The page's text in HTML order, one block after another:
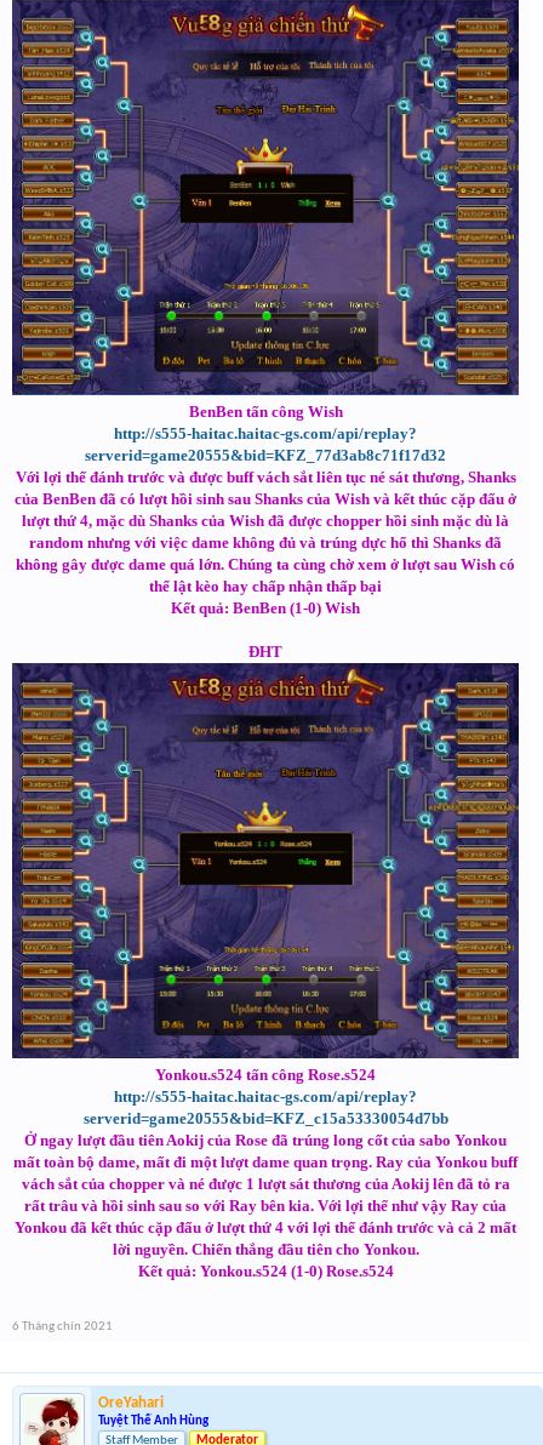
BenBen tấn công Wish
http://s555-haitac.haitac-gs.com/api/replay?
serverid=game20555&bid=KFZ_77d3ab8c71f17d32
Với lợi thế đánh trước và được buff vách sắt liên tục né sát thương, Shanks
của BenBen đã có lượt hồi sinh sau Shanks của Wish và kết thúc cặp đấu ở
lượt thứ 4, mặc dù Shanks của Wish đã được chopper hồi sinh mặc dù là
random nhưng với việc dame không đủ và trúng dực hổ thì Shanks đã
không gây được dame quá lớn. Chúng ta cùng chờ xem ở lượt sau Wish có
thể lật kèo hay chấp nhận thấp bại
Kết quả: BenBen (1-0) Wish
ĐHT
Yonkou.s524 tấn công Rose.s524
http://s555-haitac.haitac-gs.com/api/replay?
serverid=game20555&bid=KFZ_c15a53330054d7bb
Ở ngay lượt đầu tiên Aokij của Rose đã trúng long cốt của sabo Yonkou
mất toàn bộ dame, mất đi một lượt dame quan trọng. Ray của Yonkou buff
vách sắt của chopper và né được 1 lượt sát thương của Aokij lên đã tỏ ra
rất trâu và hồi sinh sau so với Ray bên kia. Với lợi thế như vậy Ray của
Yonkou đã kết thúc cặp đấu ở lượt thứ 4 với lợi thế đánh trước và cả 2 mất
lời nguyền. Chiến thắng đầu tiên cho Yonkou.
Kết quả: Yonkou.s524 (1-0) Rose.s524
6 Tháng chín 2021
OreYahari
Tuyệt Thế Anh Hùng
Staff Member
Moderator